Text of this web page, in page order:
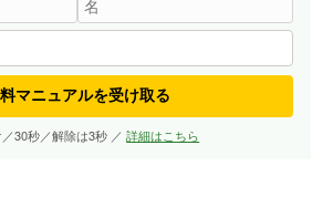
マニュアルを受け取る
30秒／解除は3秒 ／詳細はこちら